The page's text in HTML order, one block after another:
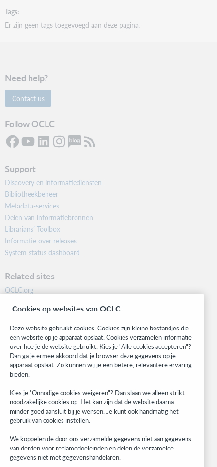
Tags
Er zijn geen tags toegevoegd aan deze pagina.
Need help?
Contact us
Follow OCLC
Support
Discovery en informatiediensten
Bibliotheekbeheer
Metadata-services
Delen van informatiebronnen
Librarians’ Toolbox
Informatie over releases
System status dashboard
Related sites
OCLC.org
Community
Research
WebJunction
Developer Network
Stay in the know.
Get the latest product updates, research, events, and much more—
right to your inbox.
Subscribe now
Cookies op websites van OCLC
Deze website gebruikt cookies. Cookies zijn kleine bestandjes die
een website op je apparaat opslaat. Cookies verzamelen informatie
over hoe je de website gebruikt. Kies je "Alle cookies accepteren"?
Dan ga je ermee akkoord dat je browser deze gegevens op je
apparaat opslaat. Zo kunnen wij je een betere, relevantere ervaring
bieden.
Kies je "Onnodige cookies weigeren"? Dan slaan we alleen strikt
noodzakelijke cookies op. Het kan zijn dat de website daarna
minder goed aansluit bij je wensen. Je kunt ook handmatig het
gebruik van cookies instellen.
We koppelen de door ons verzamelde gegevens niet aan gegevens
van derden voor reclamedoeleinden en delen de verzamelde
gegevens niet met gegevenshandelaren.